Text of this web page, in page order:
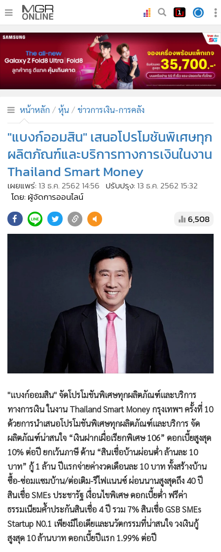
• หน้าหลัก
ทันเหตุการณ์
ภาคใต้
• ภูมิภาค
• บันเทิง
ผู้จัดการรายวัน
คอลัมนิสต์
• ละคร
• CbizReview
• Cyber BIZ
• Good health & Well-being
• Green Innovation & SD
ต่างประเทศ
Special Scoop
• เศรษฐกิจ-ธุรกิจ
•
• ชุมชน-คุณภาพชีวิต
• อาชญากรรม
• Motoring
• เกม
• วิทยาศาสตร์
• SMEs
• หุ้น
• อินโดจีน
• กองทุนรวม
• Celeb Online
หน้าหลัก หุ้น ข่าวการเงิน-การคลัง
"แบงก์ออมสิน" เสนอโปรโมชันพิเศษทุก
ผลิตภัณฑ์และบริการทางการเงินในงาน
Thailand Smart Money
เผยแพร่: 13 ธ.ค. 2562 14:56 ปรับปรุง: 13 ธ.ค. 2562 15:32
โดย: ผู้จัดการออนไลน์
6,508
"แบงก์ออมสิน" จัดโปรโมชันพิเศษทุกผลิตภัณฑ์และบริการ
ทางการเงิน ในงาน Thailand Smart Money กรุงเทพฯ ครั้งที่ 10
ด้วยการนำเสนอโปรโมชันพิเศษทุกผลิตภัณฑ์และบริการ จัด
ผลิตภัณฑ์น่าสนใจ “เงินฝากเผื่อเรียกพิเศษ 106” ดอกเบี้ยสูงสุด
10% ต่อปี ยกเว้นภาษี ด้าน “สินเชื่อบ้านผ่อนต่ำ ล้านละ 10
บาท” กู้ 1 ล้าน ปีแรกจ่ายค่างวดเดือนละ 10 บาท ทั้งสร้างบ้าน
ซื้อ-ซ่อมแซมบ้าน/ต่อเติม-รีไฟแนนซ์ ผ่อนนานสูงสุดถึง 40 ปี
สินเชื่อ SMEs ประชารัฐ เงื่อนไขพิเศษ ดอกเบี้ยต่ำ ฟรีค่า
ธรรมเนียมค้ำประกันสินเชื่อ 4 ปี รวม 7% สินเชื่อ GSB SMEs
Startup N0.1 เพียงมีไอเดียและนวัตกรรมที่น่าสนใจ วงเงินกู้
สูงสุด 10 ล้านบาท ดอกเบี้ยปีแรก 1.99% ต่อปี